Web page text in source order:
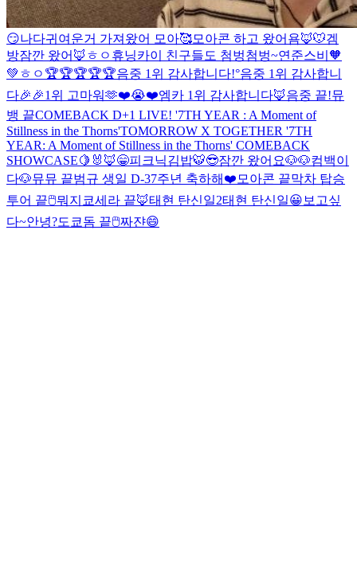
😏나다귀여운거 가져왔어 모아🥰모아콘 하고 왔어욤🦊🐭겜
방잠깐 왔어🦊 ㅎㅇ 휴닝카이 친구들도 첨벙첨벙~연준스비🧡
💚 ㅎㅇ 🏆🏆🏆🏆🏆음중 1위 감사합니다!°음중 1위 감사합니
다🎉🎉1위 고마워🫶❤️😭❤️엠카 1위 감사합니다🦊음중 끝!뮤
뱅 끝COMEBACK D+1 LIVE! '7TH YEAR : A Moment of
Stillness in the Thorns'TOMORROW X TOGETHER '7TH
YEAR: A Moment of Stillness in the Thorns' COMEBACK
SHOWCASE🍋 🐰🦊😁피크닉김밥🐯😎잠깐 왔어요🐶🐶컴백이
다🐶뮤뮤 끝범규 생일 D-37주년 축하해❤️ 모아콘 끝막차 탑승
투어 끝🖱뭐지 쿄세라 끝🦊태현 탄신일2태현 탄신일😀 보고싶
다~안녕?도쿄돔 끝🖱짜쟌😄